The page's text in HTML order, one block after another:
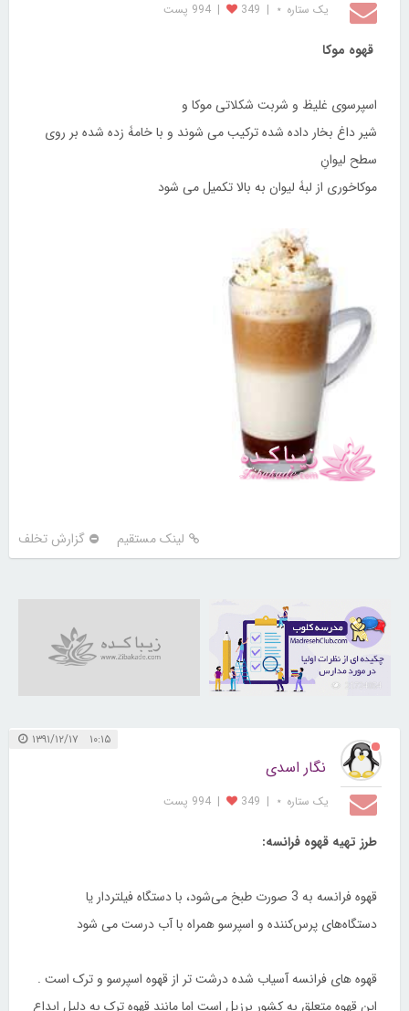
یک ستاره ⋆ |
349
| 994 پست
قهوه موکا
اسپرسوی غلیظ و شربت شکلاتی موکا و
شیر داغ بخار داده شده ترکیب می شوند و با خامۀ زده شده بر روی
سطح لیوانِ
موکاخوری از لبۀ لیوان به بالا تکمیل می شود
لینک مستقیم گزارش تخلف
۱۰:۱۵ ۱۳۹۱/۱۲/۱۷
نگار اسدی
یک ستاره ⋆ |
349
| 994 پست
طرز تهیه قهوه فرانسه:
قهوه فرانسه به 3 صورت طبخ می‌شود، با دستگاه فیلتردار یا
دستگاه‌های پرس‌كننده و اسپرسو همراه با آب درست می شود
قهوه های فرانسه آسیاب شده درشت تر از قهوه اسپرسو و ترک است .
این قهوه متعلق به کشور برزیل است اما مانند قهوه ترک به دلیل ابداع